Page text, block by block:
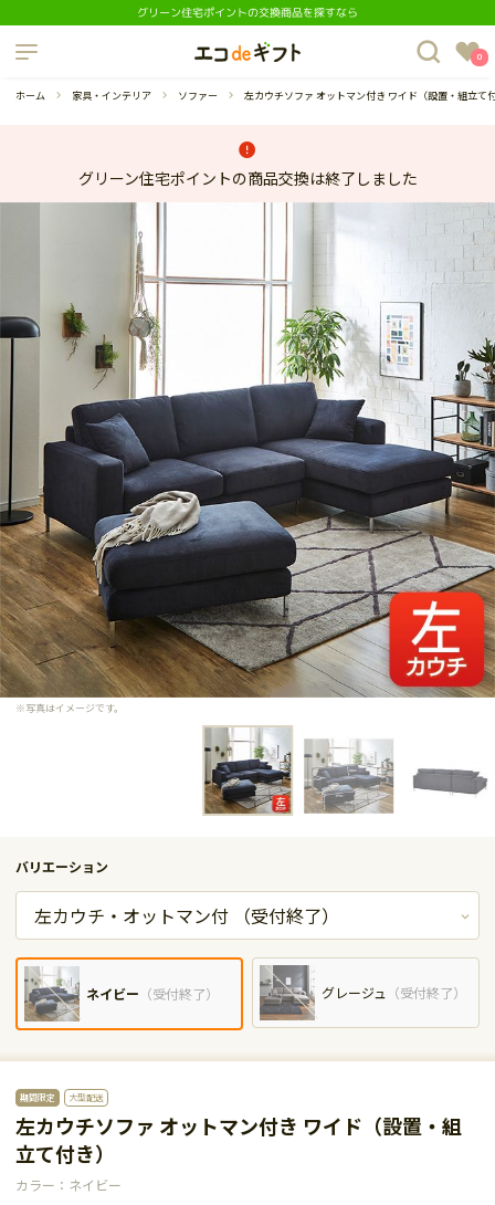
グリーン住宅ポイントの交換商品を探すなら
制度について
よくあるご質問 0
ダイニングセット
ホーム 家具・インテリア ソファー 左カウチソファ オットマン付き ワイド（設置・組立て
グリーン住宅ポイントの商品交換は終了しました
※写真はイメージです。
バリエーション
ネイビー （受付終了） グレージュ （受付終了）
期間限定 大型配送
左カウチソファ オットマン付き ワイド（設置・組
立て付き）
カラー：ネイビー